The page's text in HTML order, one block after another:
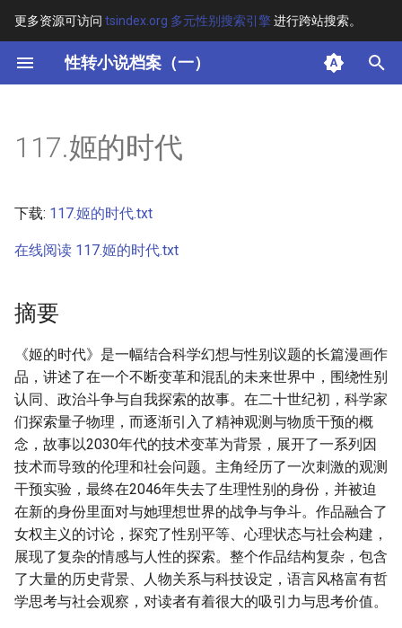
更多资源可访问 tsindex.org 多元性别搜索引擎进行跨站搜索。
性转小说档案（一）
键
开
搜
索
其他信息 [Processed Page
117.姬的时代
下载: 117.姬的时代.txt
在线阅读 117.姬的时代.txt
摘要
《姬的时代》是一幅结合科学幻想与性别议题的长篇漫画作
品，讲述了在一个不断变革和混乱的未来世界中，围绕性别
认同、政治斗争与自我探索的故事。在二十世纪初，科学家
们探索量子物理，而逐渐引入了精神观测与物质干预的概
念，故事以2030年代的技术变革为背景，展开了一系列因
技术而导致的伦理和社会问题。主角经历了一次刺激的观测
干预实验，最终在2046年失去了生理性别的身份，并被迫
在新的身份里面对与她理想世界的战争与争斗。作品融合了
女权主义的讨论，探究了性别平等、心理状态与社会构建，
展现了复杂的情感与人性的探索。整个作品结构复杂，包含
了大量的历史背景、人物关系与科技设定，语言风格富有哲
学思考与社会观察，对读者有着很大的吸引力与思考价值。